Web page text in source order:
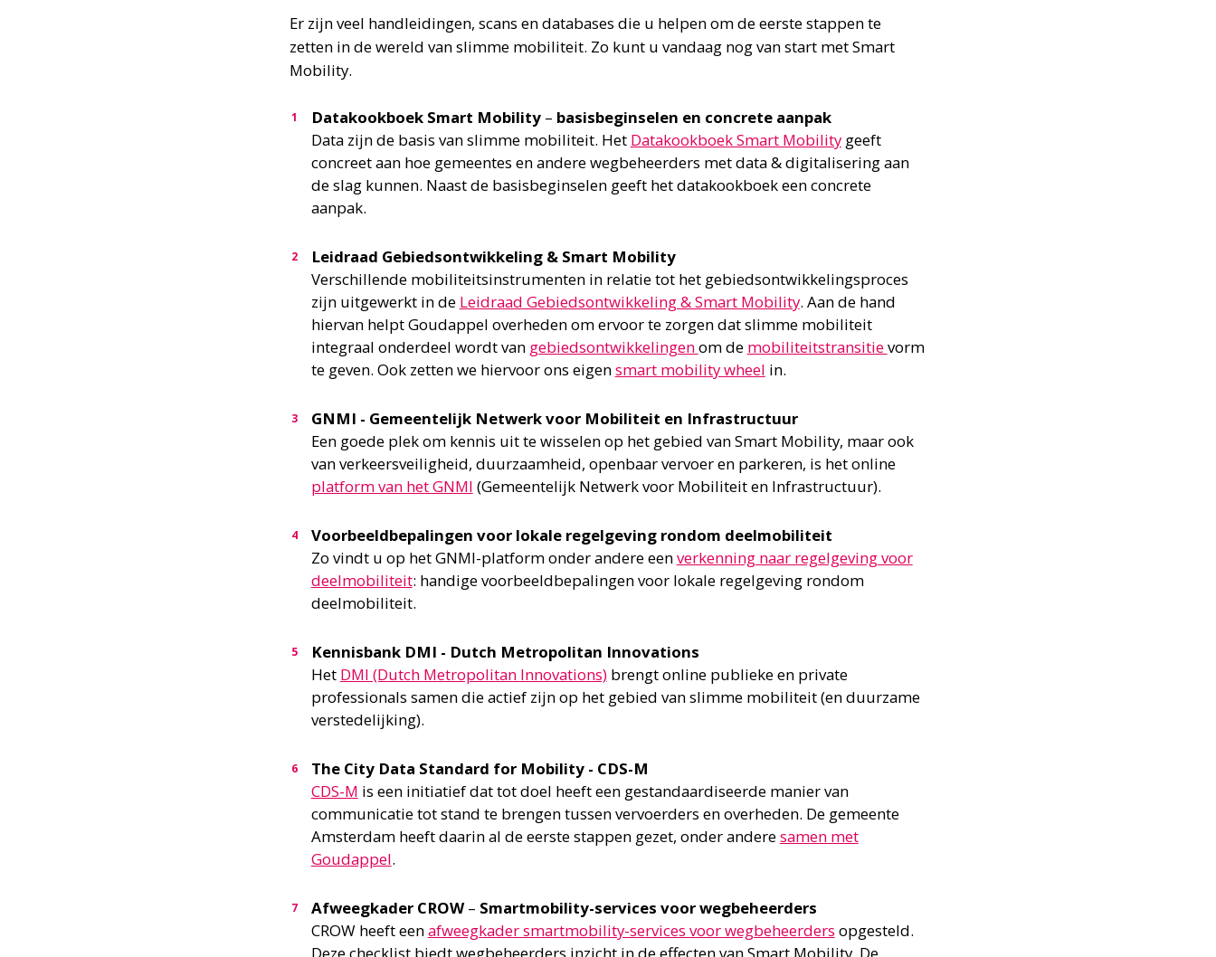
Er zijn veel handleidingen, scans en databases die u helpen om de eerste stappen te
zetten in de wereld van slimme mobiliteit. Zo kunt u vandaag nog van start met Smart
Mobility.
Datakookboek Smart Mobility – basisbeginselen en concrete aanpak
Data zijn de basis van slimme mobiliteit. Het Datakookboek Smart Mobilitygeeft
concreet aan hoe gemeentes en andere wegbeheerders met data & digitalisering aan
de slag kunnen. Naast de basisbeginselen geeft het datakookboek een concrete
aanpak.
Leidraad Gebiedsontwikkeling & Smart Mobility
Verschillende mobiliteitsinstrumenten in relatie tot het gebiedsontwikkelingsproces
zijn uitgewerkt in de Leidraad Gebiedsontwikkeling & Smart Mobility. Aan de hand
hiervan helpt Goudappel overheden om ervoor te zorgen dat slimme mobiliteit
integraal onderdeel wordt van gebiedsontwikkelingenom de mobiliteitstransitievorm
te geven. Ook zetten we hiervoor ons eigensmart mobility wheel in.
GNMI - Gemeentelijk Netwerk voor Mobiliteit en Infrastructuur
Een goede plek om kennis uit te wisselen op het gebied van Smart Mobility, maar ook
van verkeersveiligheid, duurzaamheid, openbaar vervoer en parkeren, is het online
platform van het GNMI (Gemeentelijk Netwerk voor Mobiliteit en Infrastructuur).
Voorbeeldbepalingen voor lokale regelgeving rondom deelmobiliteit
Zo vindt u op het GNMI-platform onder andere eenverkenning naar regelgeving voor
deelmobiliteit: handige voorbeeldbepalingen voor lokale regelgeving rondom
deelmobiliteit.
Kennisbank DMI - Dutch Metropolitan Innovations
Het DMI (Dutch Metropolitan Innovations)brengt online publieke en private
professionals samen die actief zijn op het gebied van slimme mobiliteit (en duurzame
verstedelijking).
The City Data Standard for Mobility - CDS-M
CDS-M is een initiatief dat tot doel heeft een gestandaardiseerde manier van
communicatie tot stand te brengen tussen vervoerders en overheden. De gemeente
Amsterdam heeft daarin al de eerste stappen gezet, onder anderesamen met
Goudappel.
Afweegkader CROW– Smartmobility-services voor wegbeheerders
CROW heeft eenafweegkader smartmobility-services voor wegbeheerders opgesteld.